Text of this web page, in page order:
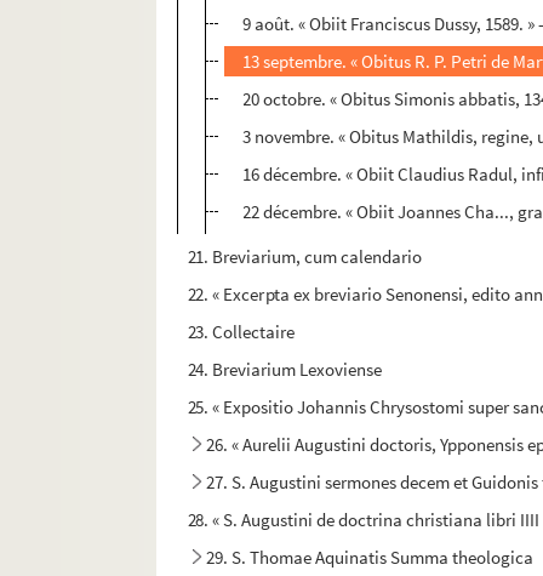
9 août. « Obiit Franciscus Dussy, 1589.
13 septembre. « Obitus R. P. Petri de
20 octobre. « Obitus Simonis abbatis,
3 novembre. « Obitus Mathildis, regine,
16 décembre. « Obiit Claudius Radul,
22 décembre. « Obiit Joannes Cha...,
21. Breviarium, cum calendario
22. « Excerpta ex breviario Senonensi, edito
23. Collectaire
24. Breviarium Lexoviense
25. « Expositio Johannis Chrysostomi super
26. « Aurelii Augustini doctoris, Ypponensis
27. S. Augustini sermones decem et
28. « S. Augustini de doctrina christiana libri IIII
29. S. Thomae Aquinatis Summa theologica